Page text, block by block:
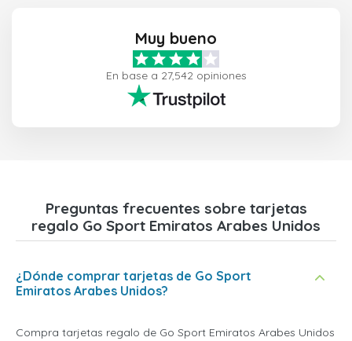
Muy bueno
En base a 27,542 opiniones
Preguntas frecuentes sobre tarjetas
regalo Go Sport Emiratos Arabes Unidos
¿Dónde comprar tarjetas de Go Sport
Emiratos Arabes Unidos?
Compra tarjetas regalo de Go Sport Emiratos Arabes Unidos